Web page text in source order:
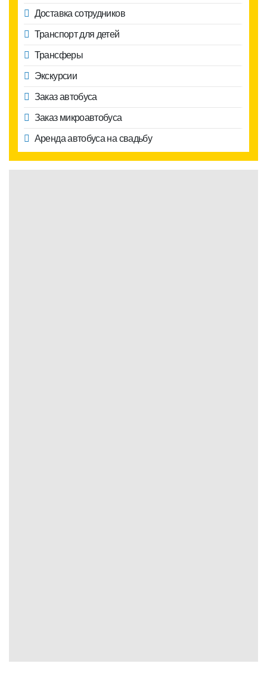
Доставка сотрудников
Транспорт для детей
Трансферы
Экскурсии
Заказ автобуса
Заказ микроавтобуса
Аренда автобуса на свадьбу